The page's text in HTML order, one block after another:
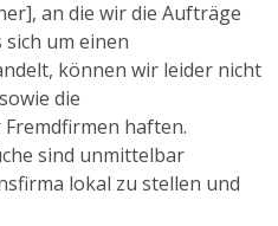
an die wir die Aufträge
um einen
können wir leider nicht
die
haften.
sind unmittelbar
lokal zu stellen und